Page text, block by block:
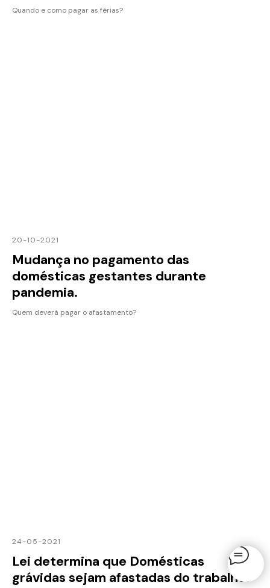
Quando e como pagar as férias?
20-10-2021
Mudança no pagamento das
domésticas gestantes durante
pandemia.
Quem deverá pagar o afastamento?
24-05-2021
Lei determina que Domésticas
grávidas sejam afastadas do trabalho.